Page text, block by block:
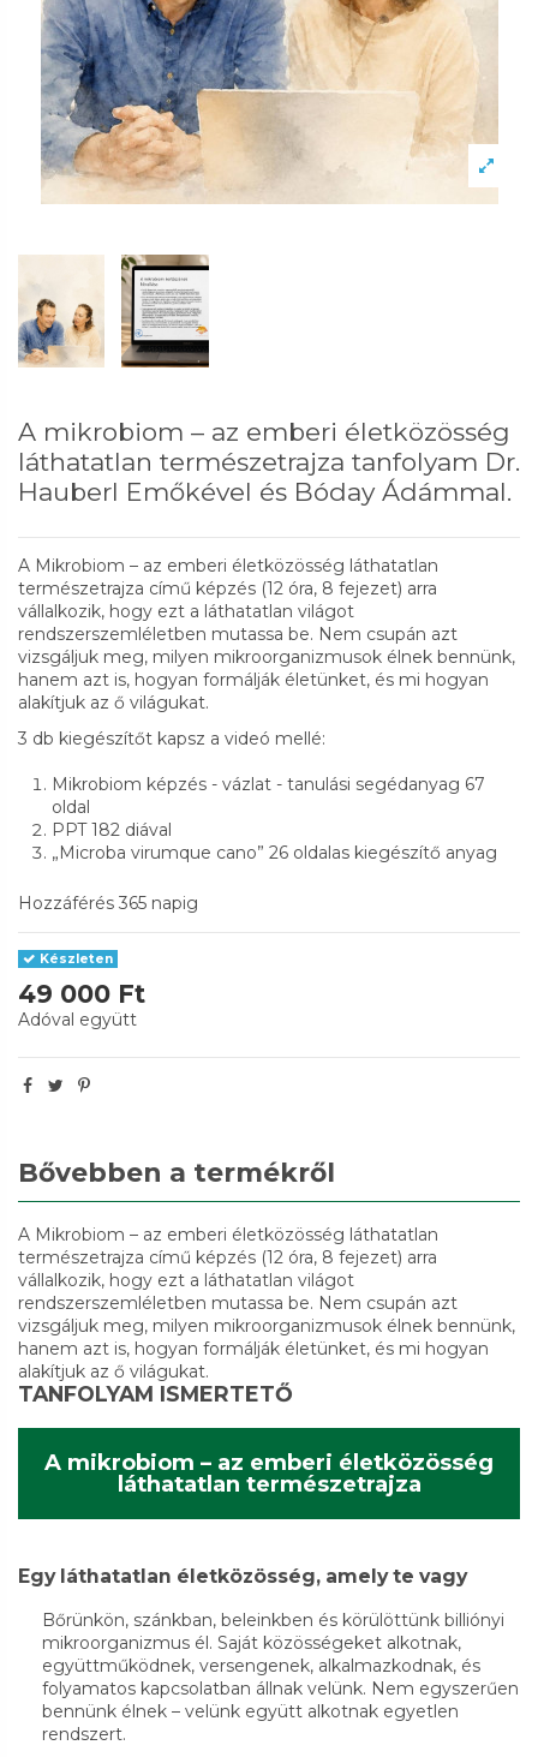
A mikrobiom – az emberi életközösség
láthatatlan természetrajza tanfolyam Dr.
Hauberl Emőkével és Bóday Ádámmal.
A Mikrobiom – az emberi életközösség láthatatlan
természetrajza című képzés (12 óra, 8 fejezet) arra
vállalkozik, hogy ezt a láthatatlan világot
rendszerszemléletben mutassa be. Nem csupán azt
vizsgáljuk meg, milyen mikroorganizmusok élnek bennünk,
hanem azt is, hogyan formálják életünket, és mi hogyan
alakítjuk az ő világukat.
3 db kiegészítőt kapsz a videó mellé:
Mikrobiom képzés - vázlat - tanulási segédanyag 67
oldal
PPT 182 diával
„Microba virumque cano” 26 oldalas kiegészítő anyag
Hozzáférés 365 napig
Készleten
49 000 Ft
Adóval együtt
Bővebben a termékről
A Mikrobiom – az emberi életközösség láthatatlan
természetrajza című képzés (12 óra, 8 fejezet) arra
vállalkozik, hogy ezt a láthatatlan világot
rendszerszemléletben mutassa be. Nem csupán azt
vizsgáljuk meg, milyen mikroorganizmusok élnek bennünk,
hanem azt is, hogyan formálják életünket, és mi hogyan
alakítjuk az ő világukat.
TANFOLYAM ISMERTETŐ
A mikrobiom – az emberi életközösség
láthatatlan természetrajza
Egy láthatatlan életközösség, amely te vagy
Bőrünkön, szánkban, beleinkben és körülöttünk billiónyi
mikroorganizmus él. Saját közösségeket alkotnak,
együttműködnek, versengenek, alkalmazkodnak, és
folyamatos kapcsolatban állnak velünk. Nem egyszerűen
bennünk élnek – velünk együtt alkotnak egyetlen
rendszert.